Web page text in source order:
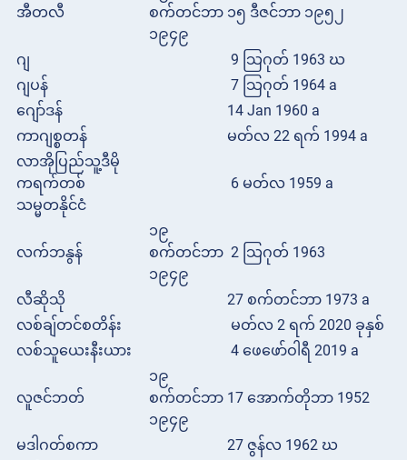
အီတလီ
စက်တင်ဘာ
၁၉၄၉
၁၅ ဒီဇင်ဘာ ၁၉၅၂
ဂျ
9 သြဂုတ် 1963 ဃ
ဂျပန်
7 သြဂုတ် 1964 a
ဂျော်ဒန်
14 Jan 1960 a
ကာဂျစ္စတန်
မတ်လ 22 ရက် 1994 a
လာအိုပြည်သူ့ဒီမို
ကရက်တစ်
သမ္မတနိုင်ငံ
6 မတ်လ 1959 a
လက်ဘနွန်
၁၉
စက်တင်ဘာ
၁၉၄၉
2 သြဂုတ် 1963
လီဆိုသို
27 စက်တင်ဘာ 1973 a
လစ်ချ်တင်စတိန်း
မတ်လ 2 ရက် 2020 ခုနှစ်
လစ်သူယေးနီးယား
4 ဖေဖော်ဝါရီ 2019 a
လူဇင်ဘတ်
၁၉
စက်တင်ဘာ
၁၉၄၉
17 အောက်တိုဘာ 1952
မဒါဂတ်စကာ
27 ဇွန်လ 1962 ဃ